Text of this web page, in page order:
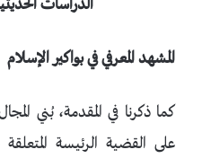
الدراسات
المشهد المعرفيفيبواكير الإسلام
كما ذكرنا في المقدمة، بُني
على القضية الرئيسة المتعلقة